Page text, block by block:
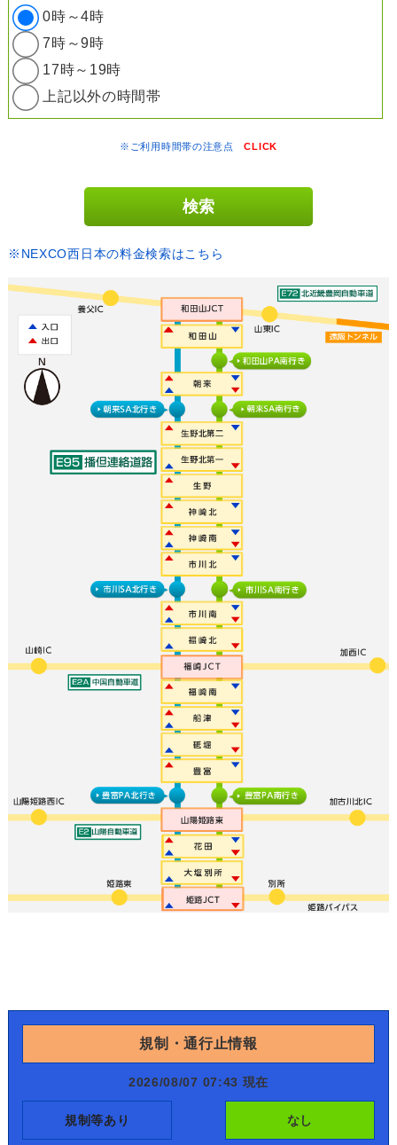
0時～4時
7時～9時
17時～19時
上記以外の時間帯
※ご利用時間帯の注意点CLICK
※NEXCO西日本の料金検索はこちら
規制・通行止情報
2026/08/07 07:43 現在
規制等あり なし